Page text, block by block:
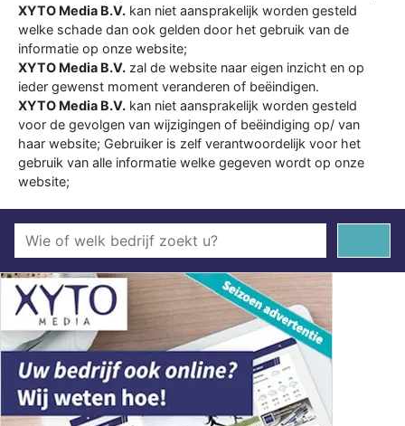
XYTO Media B.V. kan niet aansprakelijk worden gesteld
welke schade dan ook gelden door het gebruik van de
informatie op onze website;
XYTO Media B.V. zal de website naar eigen inzicht en op
ieder gewenst moment veranderen of beëindigen.
XYTO Media B.V. kan niet aansprakelijk worden gesteld
voor de gevolgen van wijzigingen of beëindiging op/ van
haar website; Gebruiker is zelf verantwoordelijk voor het
gebruik van alle informatie welke gegeven wordt op onze
website;